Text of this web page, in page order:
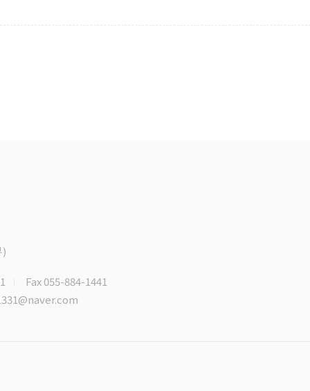
)
Fax 055-884-1441